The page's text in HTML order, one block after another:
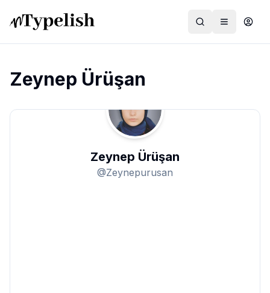
Dünya
Zeynep Ürüşan
Zeynep Ürüşan
@Zeynepurusan